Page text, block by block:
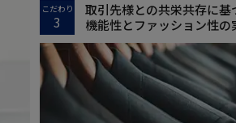
こだわり
3
取引先様との共栄共存に基
機能性とファッション性の